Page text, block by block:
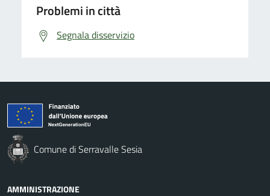
Problemi in città
Segnala disservizio
Comune di Serravalle Sesia
AMMINISTRAZIONE